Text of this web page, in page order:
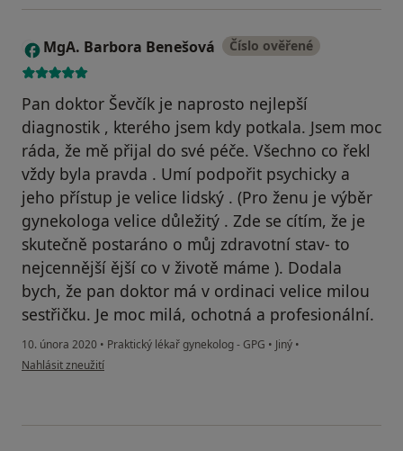
M MgA. Barbora Benešová Číslo ověřené
Pan doktor Ševčík je naprosto nejlepší
diagnostik , kterého jsem kdy potkala. Jsem moc
ráda, že mě přijal do své péče. Všechno co řekl
vždy byla pravda . Umí podpořit psychicky a
jeho přístup je velice lidský . (Pro ženu je výběr
gynekologa velice důležitý . Zde se cítím, že je
skutečně postaráno o můj zdravotní stav- to
nejcennější ější co v životě máme ). Dodala
bych, že pan doktor má v ordinaci velice milou
sestřičku. Je moc milá, ochotná a profesionální.
10. února 2020 • Praktický lékař gynekolog - GPG • Jiný •
podle názoru uživatele MgA. Barbora Benešová
Nahlásit zneužití